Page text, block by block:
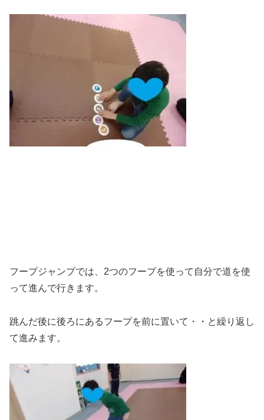
フープジャンプでは、2つのフープを使って自分で道を使
って進んで行きます。
跳んだ後に後ろにあるフープを前に置いて・・と繰り返し
て進みます。